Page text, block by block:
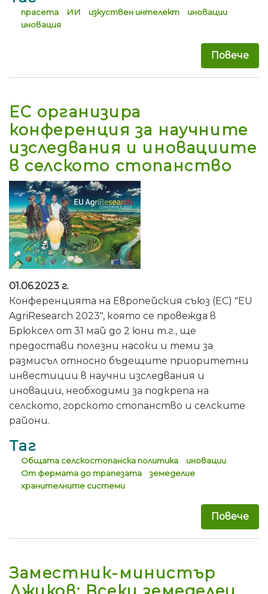
прасета ИИ изкуствен интелект
иновации
иновация
Повече
ЕС организира
конференция за научните
изследвания и иновациите
в селското стопанство
01.06.2023 г.
Конференцията на Европейския съюз (ЕС) "EU
AgriResearch 2023", която се провежда в
Брюксел от 31 май до 2 юни т.г., ще
предостави полезни насоки и теми за
размисъл относно бъдещите приоритетни
инвестиции в научни изследвания и
иновации, необходими за подкрепа на
селското, горското стопанство и селските
райони.
Таг
Общата селскостопанска политика
иновации
От фермата до трапезата
земеделие
хранителните системи
Повече
Заместник-министър